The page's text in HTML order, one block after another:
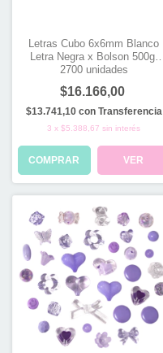
Letras Cubo 6x6mm Blanco
Letra Negra x Bolson 500gr
2700 unidades
$16.166,00
$13.741,10 con Transferencia
3 x$5.388,67 sin interés
COMPRAR VER